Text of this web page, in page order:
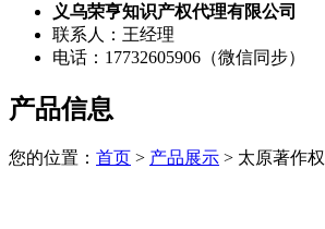
义乌荣亨知识产权代理有限公司
联系人：王经理
电话：17732605906（微信同步）
产品信息
您的位置： 首页 > 产品展示 > 太原著作